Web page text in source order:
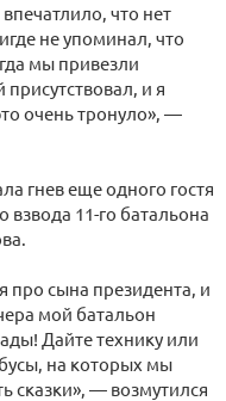
что нет
не упоминал, что
мы привезли
и я
очень тронуло», —
гнев еще одного гостя
11-го батальона
про сына президента, и
мой батальон
Дайте технику или
на которых мы
сказки», — возмутился